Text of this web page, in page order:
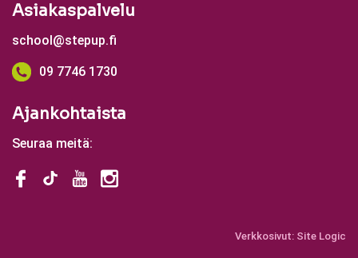
Asiakaspalvelu
school@stepup.fi
09 7746 1730
Ajankohtaista
Seuraa meitä:
Verkkosivut: Site Logic